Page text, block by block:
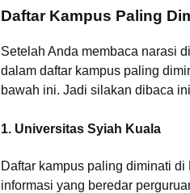
Daftar Kampus Paling
Setelah Anda membaca narasi
dalam daftar kampus paling
bawah ini. Jadi silakan dibaca
1. Universitas Syiah Kuala
Daftar kampus paling diminati
informasi yang beredar